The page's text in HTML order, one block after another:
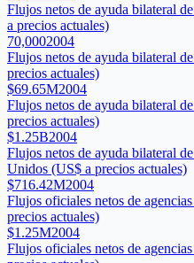
Flujos netos de ayuda bilateral
a precios actuales)
70,0002004
Flujos netos de ayuda bilateral
precios actuales)
$69.65M2004
Flujos netos de ayuda bilateral
precios actuales)
$1.25B2004
Flujos netos de ayuda bilateral
Unidos (US$ a precios actuales)
$716.42M2004
Flujos oficiales netos de
precios actuales)
$1.25M2004
Flujos oficiales netos de